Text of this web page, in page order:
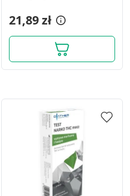
szt.
21,89 zł